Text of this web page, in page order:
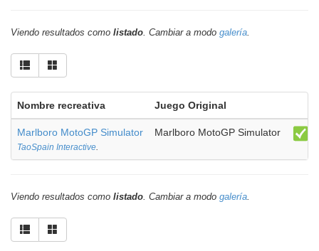
Viendo resultados como listado. Cambiar a modo galería.
Nombre recreativa Juego Original
Marlboro MotoGP Simulator
TaoSpain Interactive.
Marlboro MotoGP Simulator
Viendo resultados como listado. Cambiar a modo galería.